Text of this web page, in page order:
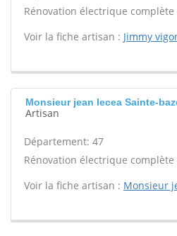
Rénovation électrique
Voir la fiche artisan : Jimmy
Monsieur jean lecea Sainte-
Artisan
Département: 47
Rénovation électrique
Voir la fiche artisan : Monsieur